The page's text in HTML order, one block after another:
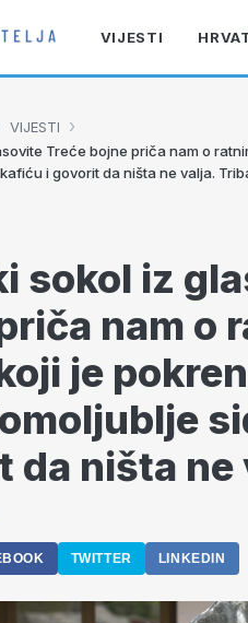
VIJESTI
VIJESTI ›
Treće bojne priča nam o
i govorit da ništa ne valja.
sokol iz
nam o
je
da ništa ne
TWITTER LINKEDIN